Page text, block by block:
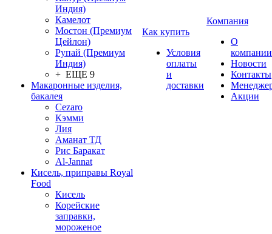
Индия)
Камелот
Мостон (Премиум
Цейлон)
Рупай (Премиум
Индия)
+ ЕЩЕ 9
Макаронные изделия,
бакалея
Cezaro
Кэмми
Лия
Аманат ТД
Рис Баракат
Al-Jannat
Кисель, приправы Royal
Food
Кисель
Корейские
заправки,
мороженое
Как купить
Условия
оплаты
и
доставки
Компания
О
компании
Новости
Контакты
Акции